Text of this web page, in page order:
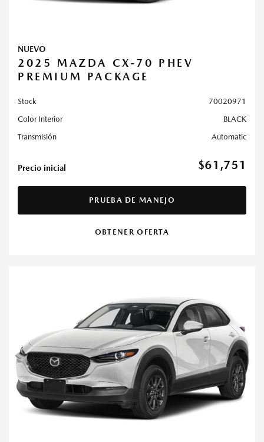
NUEVO
2025 MAZDA CX-70 PHEV
PREMIUM PACKAGE
Stock
70020971
Color Interior
BLACK
Transmisión
Automatic
Precio inicial $61,751
PRUEBA DE MANEJO
OBTENER OFERTA